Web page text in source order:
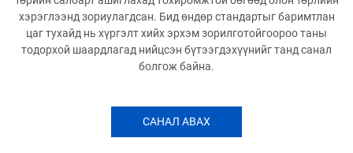
хэрэглээнд зориулагдсан. Бид өндөр стандартыг баримтлан
цаг тухайд нь хүргэлт хийх эрхэм зорилготойгоороо таны
тодорхой шаардлагад нийцсэн бүтээгдэхүүнийг танд санал
болгож байна.
САНАЛ АВАХ